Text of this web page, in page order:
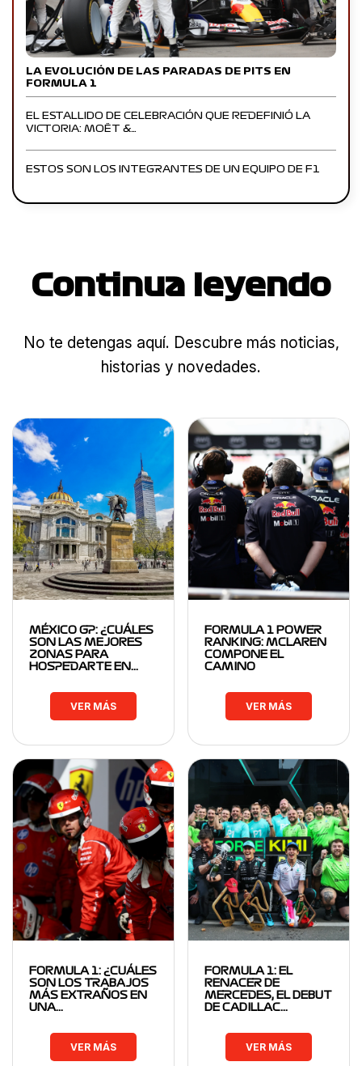
LA EVOLUCIÓN DE LAS PARADAS DE PITS EN
FORMULA 1
EL ESTALLIDO DE CELEBRACIÓN QUE REDEFINIÓ LA
VICTORIA: MOËT &…
ESTOS SON LOS INTEGRANTES DE UN EQUIPO DE F1
Continua leyendo
No te detengas aquí. Descubre más noticias,
historias y novedades.
MÉXICO GP: ¿CUÁLES
SON LAS MEJORES
ZONAS PARA
HOSPEDARTE EN…
VER MÁS
FORMULA 1 POWER
RANKING: MCLAREN
COMPONE EL
CAMINO
VER MÁS
FORMULA 1: ¿CUÁLES
SON LOS TRABAJOS
MÁS EXTRAÑOS EN
UNA…
VER MÁS
FORMULA 1: EL
RENACER DE
MERCEDES, EL DEBUT
DE CADILLAC…
VER MÁS